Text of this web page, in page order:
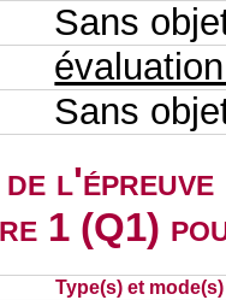
Sans
Sans
1 (Q1)
Type(s) et